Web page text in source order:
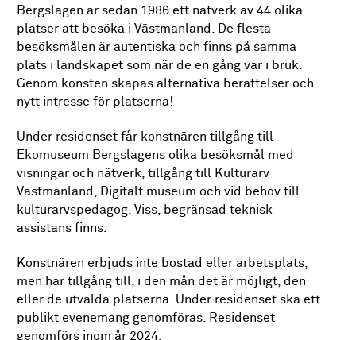
Bergslagen är sedan 1986 ett nätverk av 44 olika
platser att besöka i Västmanland. De flesta
besöksmålen är autentiska och finns på samma
plats i landskapet som när de en gång var i bruk.
Genom konsten skapas alternativa berättelser och
nytt intresse för platserna!
Under residenset får konstnären tillgång till
Ekomuseum Bergslagens olika besöksmål med
visningar och nätverk, tillgång till Kulturarv
Västmanland, Digitalt museum och vid behov till
kulturarvspedagog. Viss, begränsad teknisk
assistans finns.
Konstnären erbjuds inte bostad eller arbetsplats,
men har tillgång till, i den mån det är möjligt, den
eller de utvalda platserna. Under residenset ska ett
publikt evenemang genomföras. Residenset
genomförs inom år 2024.